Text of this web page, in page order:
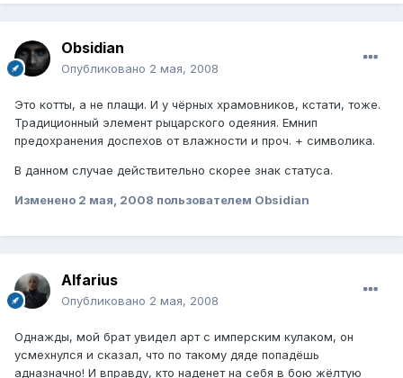
Obsidian
Опубликовано 2 мая, 2008
Это котты, а не плащи. И у чёрных храмовников, кстати, тоже.
Традиционный элемент рыцарского одеяния. Емнип
предохранения доспехов от влажности и проч. + символика.
В данном случае действительно скорее знак статуса.
Изменено 2 мая, 2008 пользователем Obsidian
Alfаrius
Опубликовано 2 мая, 2008
Однажды, мой брат увидел арт с имперским кулаком, он
усмехнулся и сказал, что по такому дяде попадёшь
адназначно! И вправду, кто наденет на себя в бою жёлтую